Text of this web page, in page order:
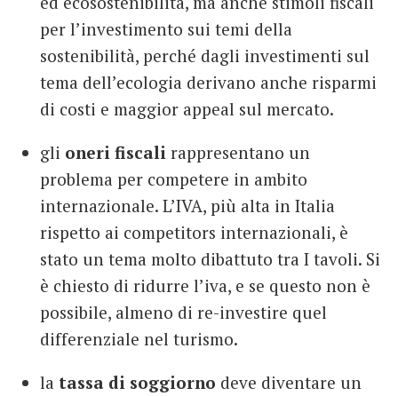
per l’investimento sui temi della
sostenibilità, perché dagli investimenti sul
tema dell’ecologia derivano anche risparmi
di costi e maggior appeal sul mercato.
gli oneri fiscali rappresentano un
problema per competere in ambito
internazionale. L’IVA, più alta in Italia
rispetto ai competitors internazionali, è
stato un tema molto dibattuto tra I tavoli. Si
è chiesto di ridurre l’iva, e se questo non è
possibile, almeno di re-investire quel
differenziale nel turismo.
la tassa di soggiorno deve diventare un